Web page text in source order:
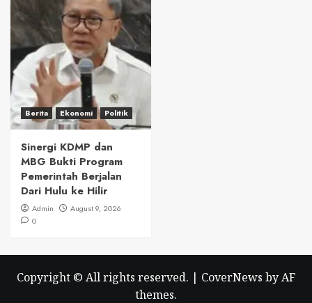
Berita Ekonomi Politik
Sinergi KDMP dan
MBG Bukti Program
Pemerintah Berjalan
Dari Hulu ke Hilir
Admin
August 9, 2026
0
Copyright © All rights reserved. | CoverNews by AF
themes.